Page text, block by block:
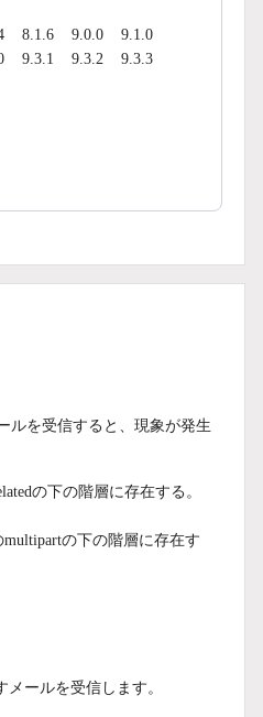
8.1.6 9.0.0
9.1.0
9.3.1 9.3.2
9.3.3
ルを受信すると、現象が発生
の下の階層に存在する。
multipartの下の階層に存在す
メールを受信します。